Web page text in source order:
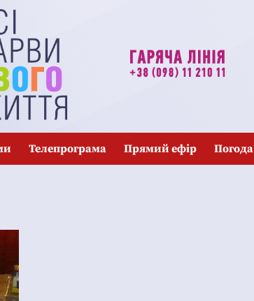
Телепрограма Прямий ефір Погода